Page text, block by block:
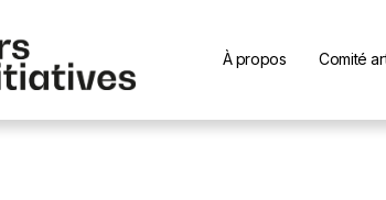
À propos Comité